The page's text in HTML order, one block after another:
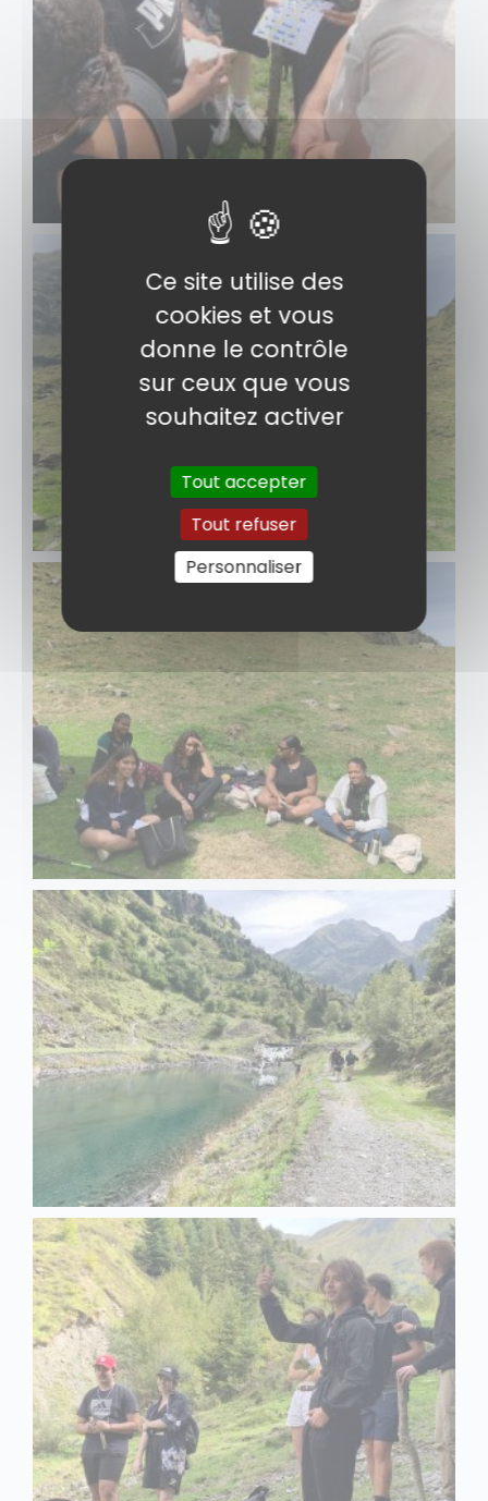
Ce site utilise des
cookies et vous
donne le contrôle
sur ceux que vous
souhaitez activer
Tout accepter
Tout refuser
Personnaliser